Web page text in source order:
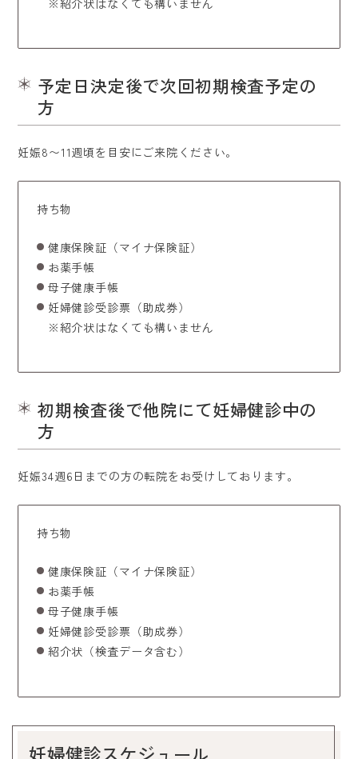
※紹介状はなくても構いません
予定日決定後で次回初期検査予定の
方
妊娠8〜11週頃を目安にご来院ください。
持ち物
健康保険証（マイナ保険証）
お薬手帳
母子健康手帳
妊婦健診受診票（助成券）
※紹介状はなくても構いません
初期検査後で他院にて妊婦健診中の
方
妊娠34週6日までの方の転院をお受けしております。
持ち物
健康保険証（マイナ保険証）
お薬手帳
母子健康手帳
妊婦健診受診票（助成券）
紹介状（検査データ含む）
妊婦健診スケジュール